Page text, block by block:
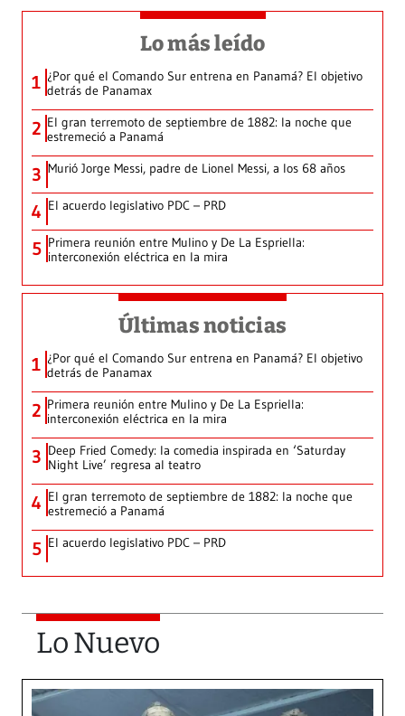
Lo más leído
1 ¿Por qué el Comando Sur entrena en Panamá? El objetivo
detrás de Panamax
2 El gran terremoto de septiembre de 1882: la noche que
estremeció a Panamá
3 Murió Jorge Messi, padre de Lionel Messi, a los 68 años
4 El acuerdo legislativo PDC – PRD
5 Primera reunión entre Mulino y De La Espriella:
interconexión eléctrica en la mira
Últimas noticias
1 ¿Por qué el Comando Sur entrena en Panamá? El objetivo
detrás de Panamax
2 Primera reunión entre Mulino y De La Espriella:
interconexión eléctrica en la mira
3 Deep Fried Comedy: la comedia inspirada en ‘Saturday
Night Live’ regresa al teatro
4 El gran terremoto de septiembre de 1882: la noche que
estremeció a Panamá
5 El acuerdo legislativo PDC – PRD
Lo Nuevo